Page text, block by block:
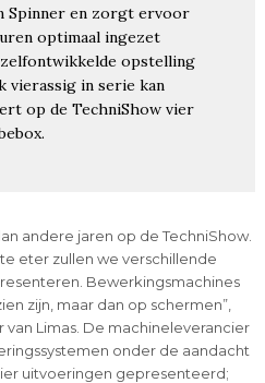
Spinner en zorgt ervoor
optimaal ingezet
opstelling
vierassig in serie kan
op de TechniShow vier
andere jaren op de TechniShow.
eter zullen we verschillende
Bewerkingsmachines
zijn, maar dan op schermen”,
Limas. De machineleverancier
onder de aandacht
uitvoeringen gepresenteerd;